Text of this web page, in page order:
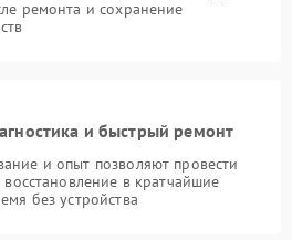
ремонта и сохранение
и быстрый ремонт
и опыт позволяют провести
восстановление в кратчайшие
без устройства